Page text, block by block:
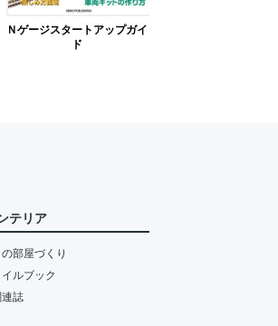
Ｎゲージスタートアップガイ
ド
テリア
部屋づくり
ルブック
誌